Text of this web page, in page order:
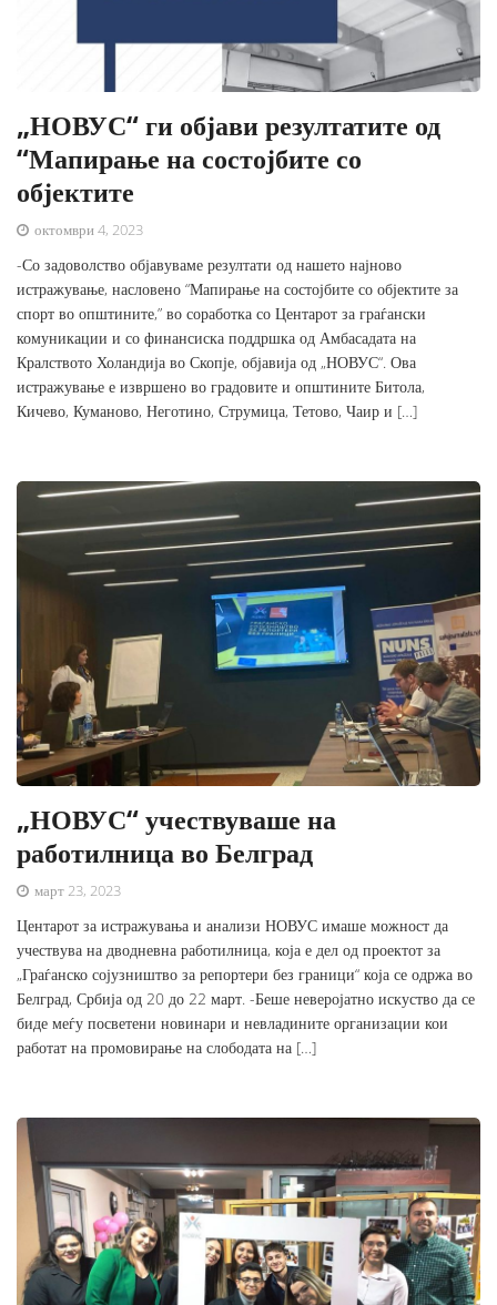
„НОВУС“ ги објави резултатите од
“Мапирање на состојбите со
објектите
октомври 4, 2023
-Со задоволство објавуваме резултати од нашето најново
истражување, насловено “Мапирање на состојбите со објектите за
спорт во општините,” во соработка со Центарот за граѓански
комуникации и со финансиска поддршка од Амбасадата на
Кралството Холандија во Скопје, објавија од „НОВУС“. Ова
истражување е извршено во градовите и општините Битола,
Кичево, Куманово, Неготино, Струмица, Тетово, Чаир и […]
„НОВУС“ учествуваше на
работилница во Белград
март 23, 2023
Центарот за истражувања и анализи НОВУС имаше можност да
учествува на дводневна работилница, која е дел од проектот за
„Граѓанско сојузништво за репортери без граници“ која се одржа во
Белград, Србија од 20 до 22 март. -Беше неверојатно искуство да се
биде меѓу посветени новинари и невладините организации кои
работат на промовирање на слободата на […]